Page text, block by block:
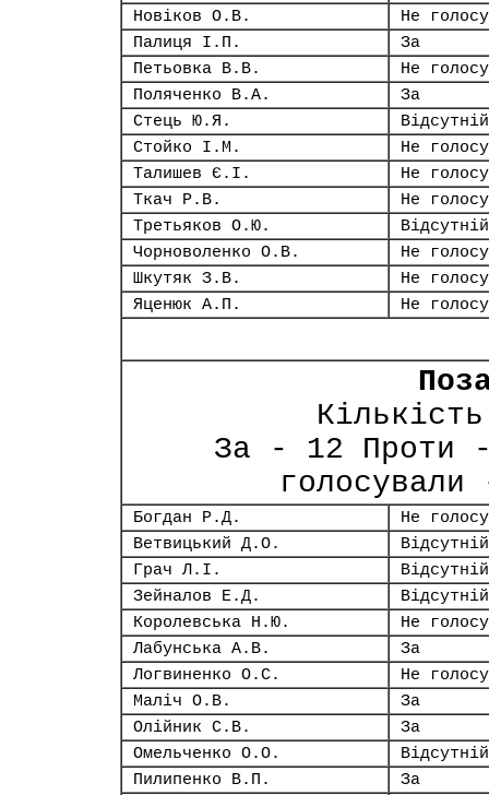
Новіков О.В.
Не
Палиця І.П.
За
Петьовка В.В.
Не
Поляченко В.А.
За
Стець Ю.Я.
Відсутній
Стойко І.М.
Не
Талишев Є.І.
Не
Ткач Р.В.
Не
Третьяков О.Ю.
Відсутній
Чорноволенко О.В.
Не
Шкутяк З.В.
Не
Яценюк А.П.
Не
За - 12 Проти
Богдан Р.Д.
Не
Ветвицький Д.О.
Відсутній
Грач Л.І.
Відсутній
Зейналов Е.Д.
Відсутній
Королевська Н.Ю.
Не
Лабунська А.В.
За
Логвиненко О.С.
Не
Маліч О.В.
За
Олійник С.В.
За
Омельченко О.О.
Відсутній
Пилипенко В.П.
За